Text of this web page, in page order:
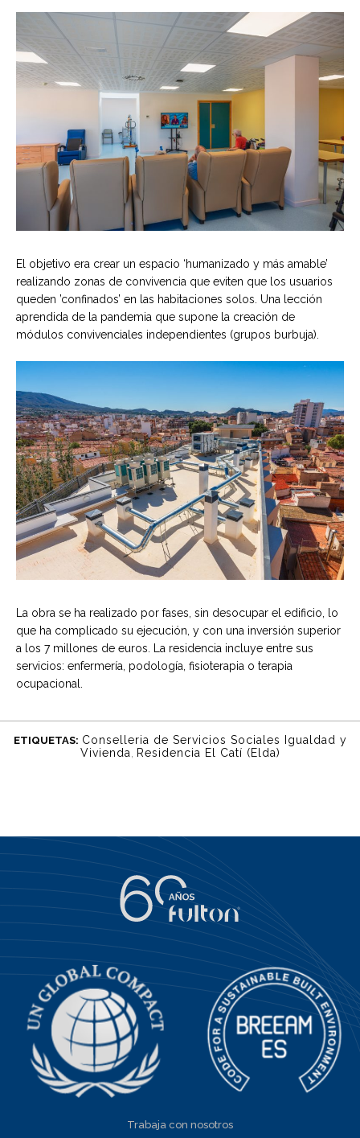
El objetivo era crear un espacio ‘humanizado y más amable’
realizando zonas de convivencia que eviten que los usuarios
queden ’confinados’ en las habitaciones solos. Una lección
aprendida de la pandemia que supone la creación de
módulos convivenciales independientes (grupos burbuja).
La obra se ha realizado por fases, sin desocupar el edificio, lo
que ha complicado su ejecución, y con una inversión superior
a los 7 millones de euros. La residencia incluye entre sus
servicios: enfermería, podología, fisioterapia o terapia
ocupacional.
ETIQUETAS: Conselleria de Servicios Sociales Igualdad y
Vivienda
Residencia El Catí (Elda)
Trabaja con nosotros